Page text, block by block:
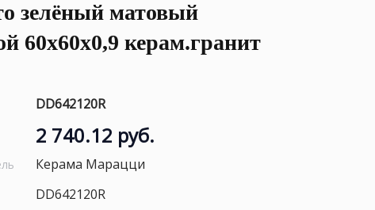
зелёный матовый
60x60x0,9 керам.гранит
DD642120R
2 740.12 руб.
Керама Марацци
DD642120R